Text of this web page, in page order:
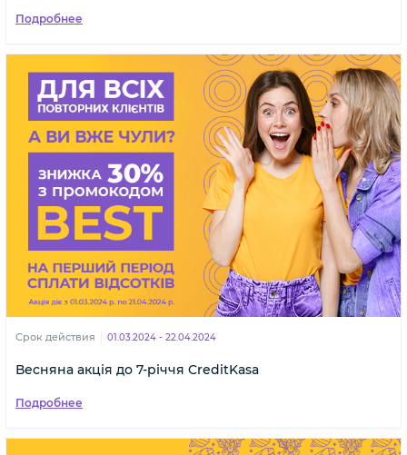
Подробнее
Срок действия 01.03.2024 - 22.04.2024
Весняна акція до 7-річчя CreditKasa
Подробнее